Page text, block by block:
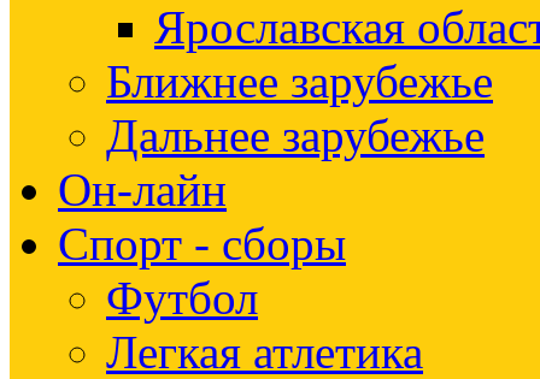
Ярославская
Ближнее зарубежье
Дальнее зарубежье
Он-лайн
Спорт - сборы
Футбол
Легкая атлетика